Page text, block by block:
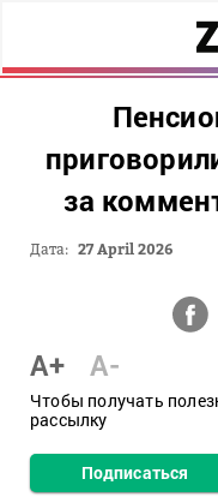
за
Дата: 27 April 2026
A+ A-
Чтобы получать
рассылку
Подписаться